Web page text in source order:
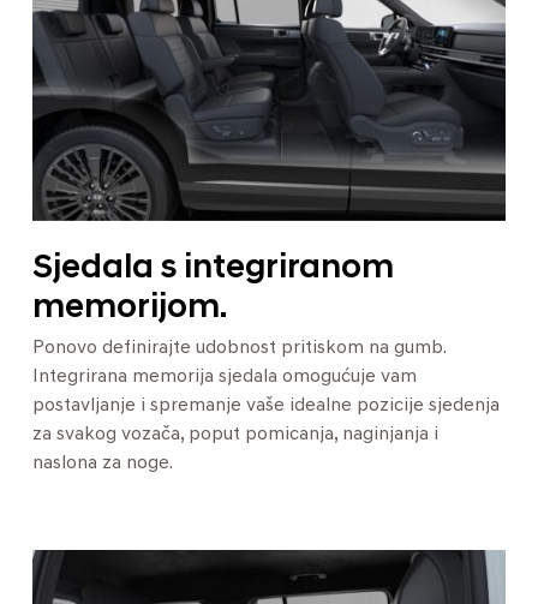
Sjedala s integriranom
memorijom.
Ponovo definirajte udobnost pritiskom na gumb.
Integrirana memorija sjedala omogućuje vam
postavljanje i spremanje vaše idealne pozicije sjedenja
za svakog vozača, poput pomicanja, naginjanja i
naslona za noge.